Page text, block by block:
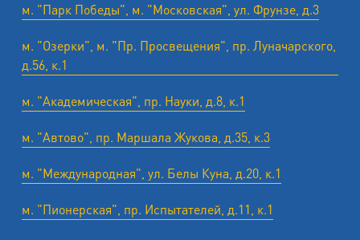
м. "Парк Победы", м. "Московская", ул. Фрунзе, д.3
м. "Озерки", м. "Пр. Просвещения", пр. Луначарского,
д.56, к.1
м. "Академическая", пр. Науки, д.8, к.1
м. "Автово", пр. Маршала Жукова, д.35, к.3
м. "Международная", ул. Белы Куна, д.20, к.1
м. "Пионерская", пр. Испытателей, д.11, к.1